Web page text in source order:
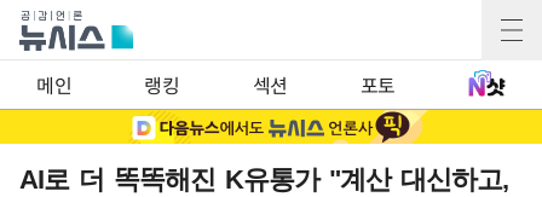
메인 랭킹 섹션 포토
AI로 더 똑똑해진 K유통가 "계산 대신하고,